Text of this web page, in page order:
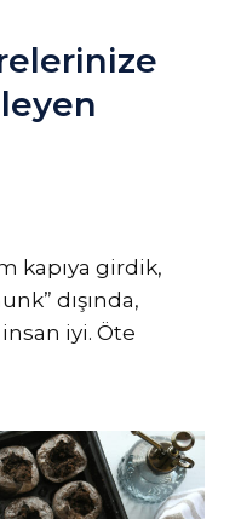
kapıya girdik,
dışında,
iyi. Öte